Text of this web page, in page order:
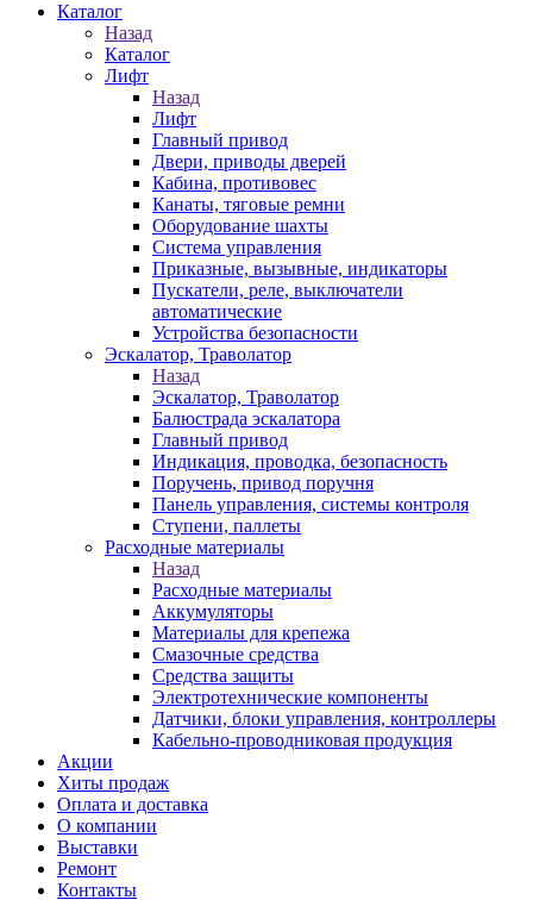
Каталог
Назад
Каталог
Лифт
Назад
Лифт
Главный привод
Двери, приводы дверей
Кабина, противовес
Канаты, тяговые ремни
Оборудование шахты
Система управления
Приказные, вызывные, индикаторы
Пускатели, реле, выключатели
автоматические
Устройства безопасности
Эскалатор, Траволатор
Назад
Эскалатор, Траволатор
Балюстрада эскалатора
Главный привод
Индикация, проводка, безопасность
Поручень, привод поручня
Панель управления, системы контроля
Ступени, паллеты
Расходные материалы
Назад
Расходные материалы
Аккумуляторы
Материалы для крепежа
Смазочные средства
Средства защиты
Электротехнические компоненты
Датчики, блоки управления, контроллеры
Кабельно-проводниковая продукция
Акции
Хиты продаж
Оплата и доставка
О компании
Выставки
Ремонт
Контакты